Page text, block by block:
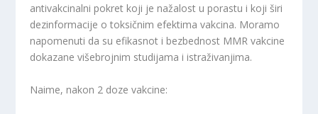
antivakcinalni pokret koji je nažalost u porastu i koji širi
dezinformacije o toksičnim efektima vakcina. Moramo
napomenuti da su efikasnot i bezbednost MMR vakcine
dokazane višebrojnim studijama i istraživanjima.
Naime, nakon 2 doze vakcine: